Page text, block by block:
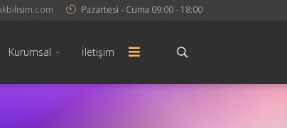
Pazartesi - Cuma 09:00 - 18:00
Kurumsal İletişim